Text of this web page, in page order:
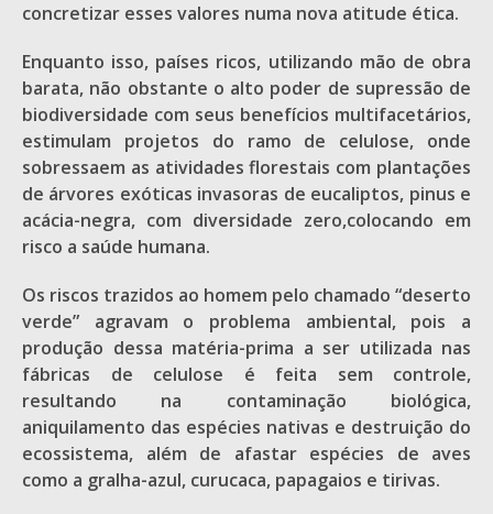
concretizar esses valores numa nova atitude ética.
Enquanto isso, países ricos, utilizando mão de obra
barata, não obstante o alto poder de supressão de
biodiversidade com seus benefícios multifacetários,
estimulam projetos do ramo de celulose, onde
sobressaem as atividades florestais com plantações
de árvores exóticas invasoras de eucaliptos, pinus e
acácia-negra, com diversidade zero,colocando em
risco a saúde humana.
Os riscos trazidos ao homem pelo chamado “deserto
verde” agravam o problema ambiental, pois a
produção dessa matéria-prima a ser utilizada nas
fábricas de celulose é feita sem controle,
resultando na contaminação biológica,
aniquilamento das espécies nativas e destruição do
ecossistema, além de afastar espécies de aves
como a gralha-azul, curucaca, papagaios e tirivas.